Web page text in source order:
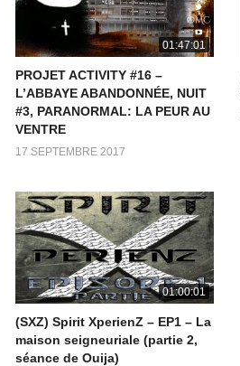
01:47:01
PROJET ACTIVITY #16 –
L’ABBAYE ABANDONNÉE, NUIT
#3, PARANORMAL: LA PEUR AU
VENTRE
17 SEPTEMBRE 2017
01:00:01
(SXZ) Spirit XperienZ – EP1 – La
maison seigneuriale (partie 2,
séance de Ouija)